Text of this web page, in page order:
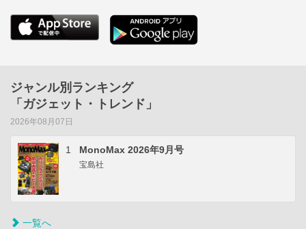
ジャンル別ランキング
「ガジェット・トレンド」
2026年08月07日
1 MonoMax 2026年9月号
宝島社
一覧へ